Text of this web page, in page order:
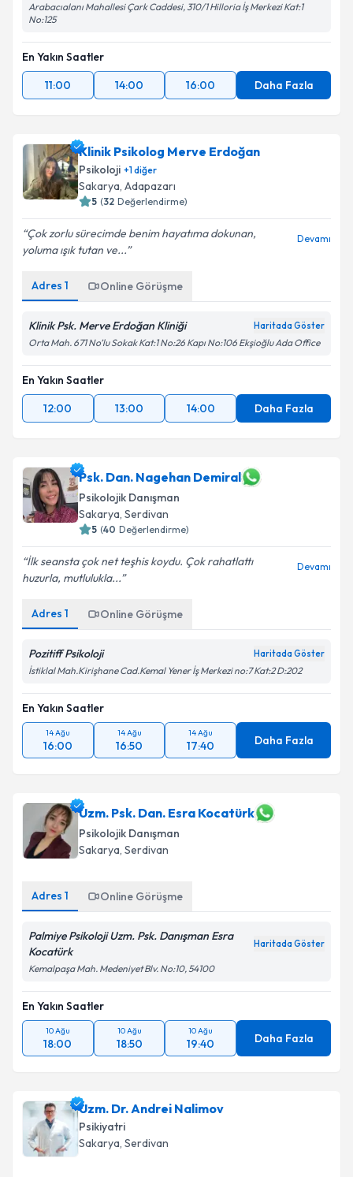
Arabacıalanı Mahallesi Çark Caddesi, 310/1 Hilloria İş Merkezi Kat:1
No:125
En Yakın Saatler
11:00
14:00 16:00 Daha Fazla
Klinik Psikolog Merve Erdoğan
Psikoloji +1diğer
Sakarya, Adapazarı
5 (32 Değerlendirme)
Çok zorlu sürecimde benim hayatıma dokunan,
yoluma ışık tutan ve...
Devamı
Adres 1 Online Görüşme
Klinik Psk. Merve Erdoğan Kliniği Haritada Göster
Orta Mah. 671 No’lu Sokak Kat:1 No:26 Kapı No:106 Ekşioğlu Ada Office
En Yakın Saatler
12:00
13:00 14:00 Daha Fazla
Psk. Dan. Nagehan Demiral
Psikolojik Danışman
Sakarya, Serdivan
5 (40 Değerlendirme)
İlk seansta çok net teşhis koydu. Çok rahatlattı
huzurla, mutlulukla...
Devamı
Adres 1 Online Görüşme
Pozitiff Psikoloji Haritada Göster
İstiklal Mah.Kirişhane Cad.Kemal Yener İş Merkezi no:7 Kat:2 D:202
En Yakın Saatler
14 Ağu
16:00
14 Ağu
16:50
14 Ağu
17:40 Daha Fazla
Uzm. Psk. Dan. Esra Kocatürk
Psikolojik Danışman
Sakarya, Serdivan
Adres 1 Online Görüşme
Palmiye Psikoloji Uzm. Psk. Danışman Esra
Kocatürk
Haritada Göster
Kemalpaşa Mah. Medeniyet Blv. No:10, 54100
En Yakın Saatler
10 Ağu
18:00
10 Ağu
18:50
10 Ağu
19:40 Daha Fazla
Uzm. Dr. Andrei Nalimov
Psikiyatri
Sakarya, Serdivan